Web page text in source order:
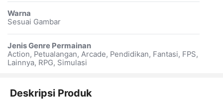
Warna
Sesuai Gambar
Jenis Genre Permainan
Action, Petualangan, Arcade, Pendidikan, Fantasi, FPS,
Lainnya, RPG, Simulasi
Deskripsi Produk